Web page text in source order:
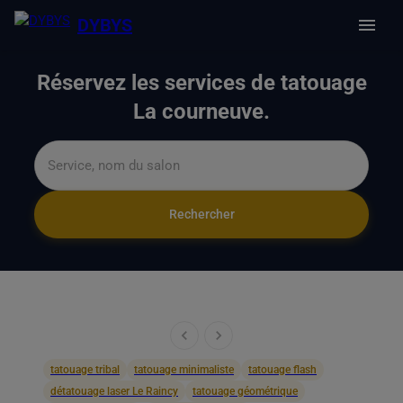
DYBYS
Réservez les services de tatouage
La courneuve.
Rechercher
tatouage tribal tatouage minimaliste
tatouage flash
détatouage laser Le Raincy
tatouage géométrique